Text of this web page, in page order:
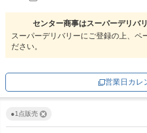
センター商事はスーパーデリバ
スーパーデリバリーにご登録の上、ペ
ださい。
営業日カレ
●1点販売